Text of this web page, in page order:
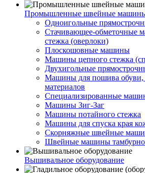
Промышленные швейные
Одноигольные
Стачивающее-обметочные
стежка (оверлоки)
Плоскошовные машины
Машины цепного стежка
Двухигольные
Машины для пошива обуви,
материалов
Специализированные
Машины Зиг-Заг
Машины потайного стежка
Машины для спуска края
Скорняжные швейные
Швейные машины
Вышивальное оборудование